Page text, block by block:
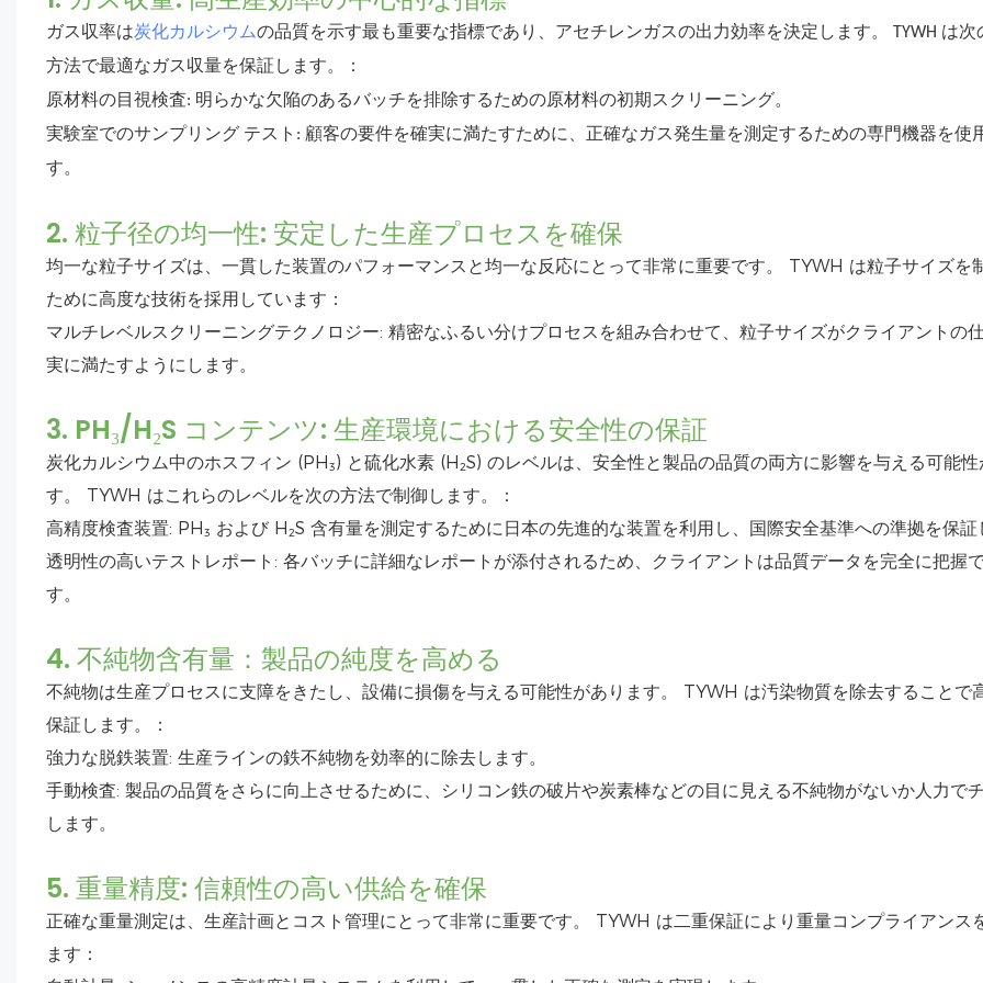
ガス収率は炭化カルシウムの品質を示す最も重要な指標であり、アセチレンガスの出力効率を決定します。 TYWH は次
方法で最適なガス収量を保証します。：
原材料の目視検査: 明らかな欠陥のあるバッチを排除するための原材料の初期スクリーニング。
実験室でのサンプリング テスト: 顧客の要件を確実に満たすために、正確なガス発生量を測定するための専門機器を使
す。
2. 粒子径の均一性: 安定した生産プロセスを確保
均一な粒子サイズは、一貫した装置のパフォーマンスと均一な反応にとって非常に重要です。 TYWH は粒子サイズを
ために高度な技術を採用しています：
マルチレベルスクリーニングテクノロジー: 精密なふるい分けプロセスを組み合わせて、粒子サイズがクライアントの
実に満たすようにします。
3. PH₃/H₂S コンテンツ: 生産環境における安全性の保証
炭化カルシウム中のホスフィン (PH₃) と硫化水素 (H₂S) のレベルは、安全性と製品の品質の両方に影響を与える可能
す。 TYWH はこれらのレベルを次の方法で制御します。：
高精度検査装置: PH₃ および H₂S 含有量を測定するために日本の先進的な装置を利用し、国際安全基準への準拠を保証
透明性の高いテストレポート: 各バッチに詳細なレポートが添付されるため、クライアントは品質データを完全に把握
す。
4. 不純物含有量：製品の純度を高める
不純物は生産プロセスに支障をきたし、設備に損傷を与える可能性があります。 TYWH は汚染物質を除去することで
保証します。：
強力な脱鉄装置: 生産ラインの鉄不純物を効率的に除去します。
手動検査: 製品の品質をさらに向上させるために、シリコン鉄の破片や炭素棒などの目に見える不純物がないか人力で
します。
5. 重量精度: 信頼性の高い供給を確保
正確な重量測定は、生産計画とコスト管理にとって非常に重要です。 TYWH は二重保証により重量コンプライアンス
ます：